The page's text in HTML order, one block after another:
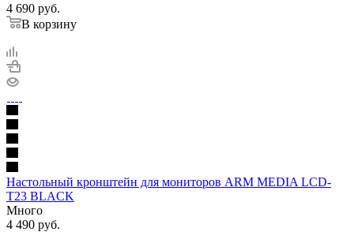
4 690 руб.
В корзину
Настольный кронштейн для мониторов ARM MEDIA LCD-
T23 BLACK
Много
4 490 руб.